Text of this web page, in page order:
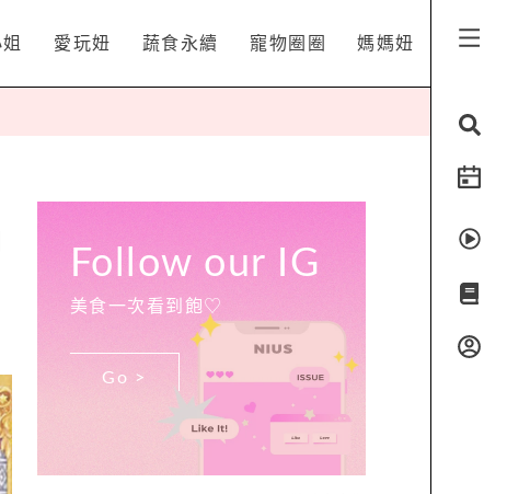
愛玩妞 蔬食永續 寵物圈圈 媽媽妞
Follow our IG
美食一次看到飽♡
Go >